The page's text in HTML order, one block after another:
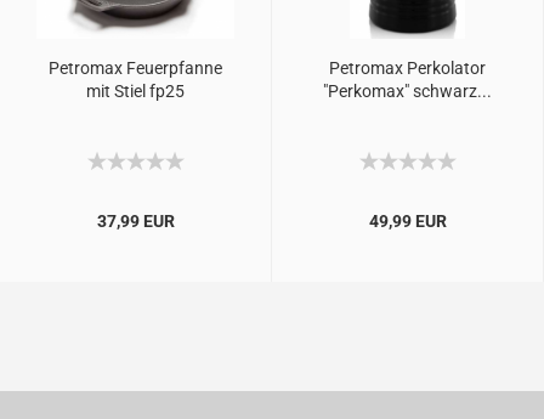
Petromax Feuerpfanne
mit Stiel fp25
37,99 EUR
Petromax Perkolator
"Perkomax" schwarz...
49,99 EUR